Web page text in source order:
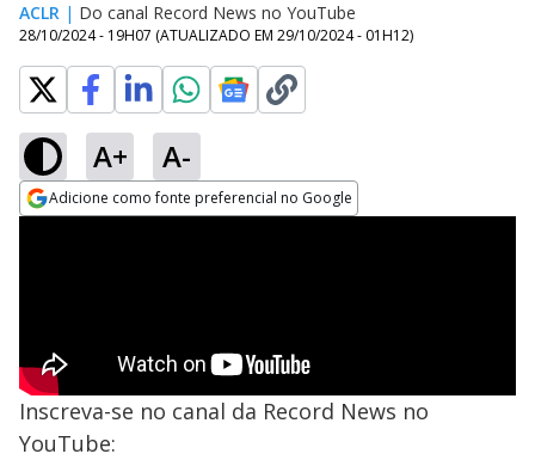
ACLR | Do canal Record News no YouTube
28/10/2024 - 19H07 (ATUALIZADO EM 29/10/2024 - 01H12)
A+ A-
Adicione como fonte preferencial no Google
Inscreva-se no canal da Record News no
YouTube: